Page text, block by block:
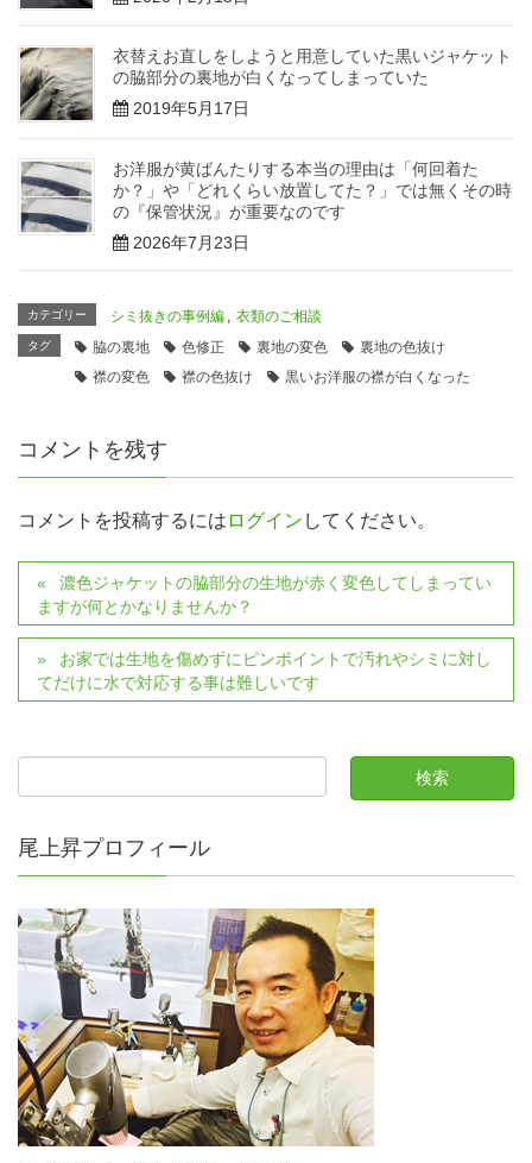
衣替えお直しをしようと用意していた黒いジャケット
の脇部分の裏地が白くなってしまっていた
2019年5月17日
お洋服が黄ばんたりする本当の理由は「何回着た
か？」や「どれくらい放置してた？」では無くその時
の『保管状況』が重要なのです
2026年7月23日
カテゴリー シミ抜きの事例編 , 衣類のご相談
タグ 脇の裏地 色修正 裏地の変色
裏地の色抜け
襟の変色
襟の色抜け 黒いお洋服の襟が白くなった
コメントを残す
コメントを投稿するには ログイン してください。
濃色ジャケットの脇部分の生地が赤く変色してしまってい
ますが何とかなりませんか？
お家では生地を傷めずにピンポイントで汚れやシミに対し
てだけに水で対応する事は難しいです
尾上昇プロフィール